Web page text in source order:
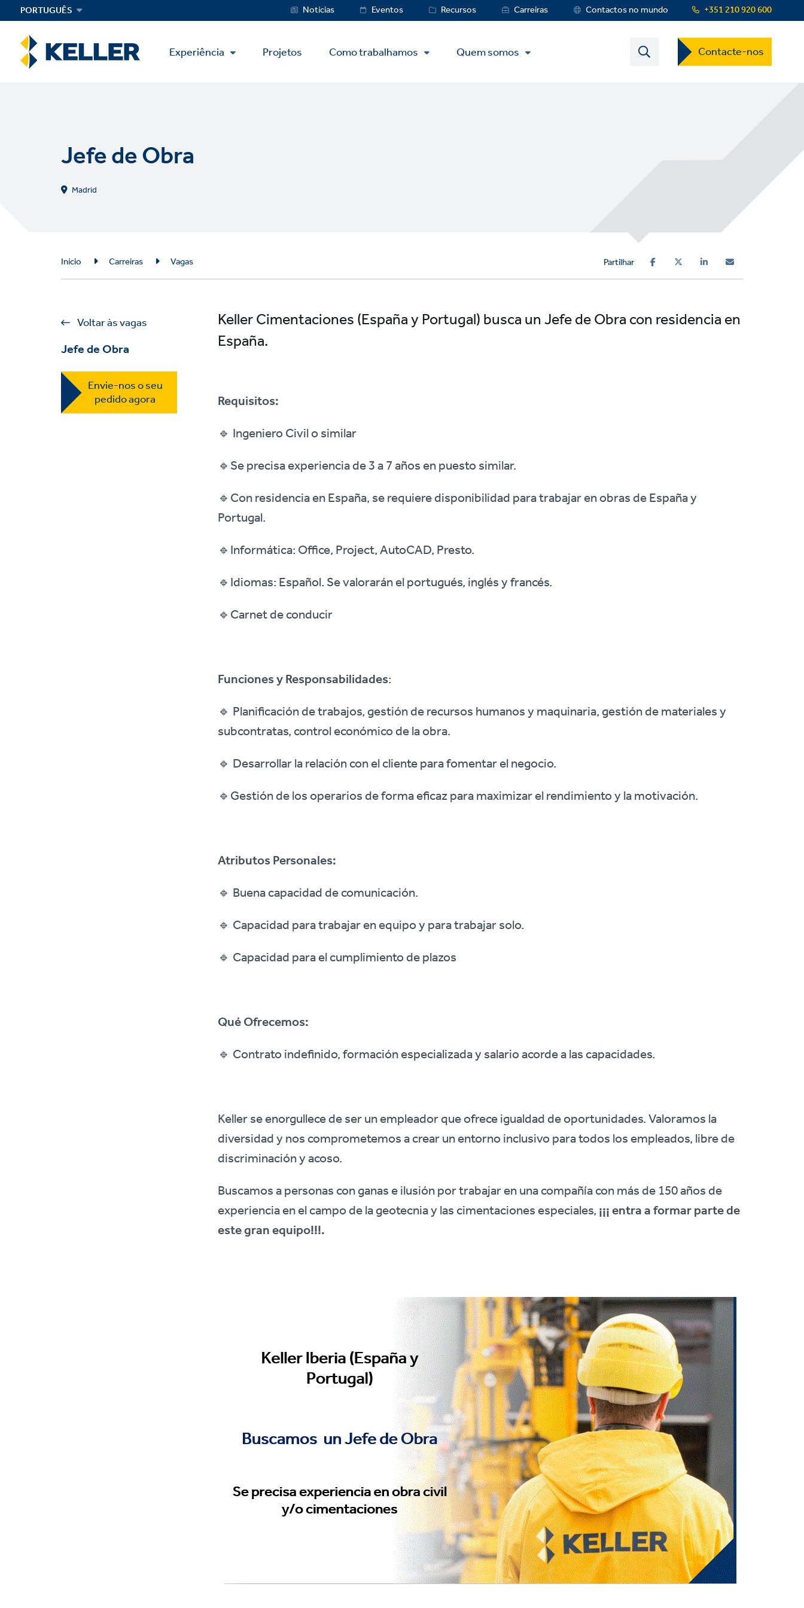
to
content
PORTUGUÊS +351 210 920 600
Service
MenuNotícias Eventos Recursos Carreiras Contactos no mundo
Main
Menu
Experiência Projetos Como trabalhamos Quem somos Contact
US
Dropdown
Contacte-nos
Jefe de Obra
Madrid
Breadcrumb
Início Carreiras Vagas Partilhar
Voltar às vagas
Jefe de Obra
Envie-nos o seu
pedido agora
Keller Cimentaciones (España y Portugal) busca un Jefe de Obra con residencia en
España.
Requisitos:
🔹 Ingeniero Civil o similar
🔹Se precisa experiencia de 3 a 7 años en puesto similar.
🔹Con residencia en España, se requiere disponibilidad para trabajar en obras de España y
Portugal.
🔹Informática: Office, Project, AutoCAD, Presto.
🔹Idiomas: Español. Se valorarán el portugués, inglés y francés.
🔹Carnet de conducir
Funciones y Responsabilidades:
🔹 Planificación de trabajos, gestión de recursos humanos y maquinaria, gestión de materiales y
subcontratas, control económico de la obra.
🔹 Desarrollar la relación con el cliente para fomentar el negocio.
🔹Gestión de los operarios de forma eficaz para maximizar el rendimiento y la motivación.
Atributos Personales:
🔹 Buena capacidad de comunicación.
🔹 Capacidad para trabajar en equipo y para trabajar solo.
🔹 Capacidad para el cumplimiento de plazos
Qué Ofrecemos:
🔹 Contrato indefinido, formación especializada y salario acorde a las capacidades.
Keller se enorgullece de ser un empleador que ofrece igualdad de oportunidades. Valoramos la
diversidad y nos comprometemos a crear un entorno inclusivo para todos los empleados, libre de
discriminación y acoso.
Buscamos a personas con ganas e ilusión por trabajar en una compañía con más de 150 años de
experiencia en el campo de la geotecnia y las cimentaciones especiales,¡¡¡ entra a formar parte de
este gran equipo!!!.